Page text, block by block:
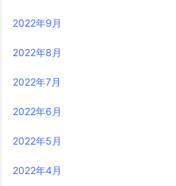
2022年9月
2022年8月
2022年7月
2022年6月
2022年5月
2022年4月